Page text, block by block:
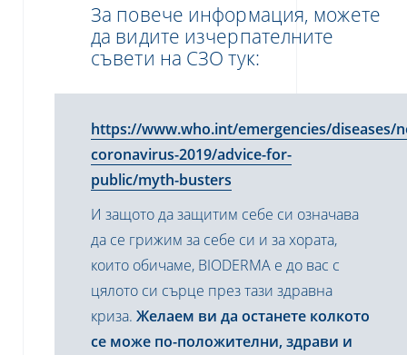
За повече информация, можете
да видите изчерпателните
съвети на СЗО тук:
https://www.who.int/emergencies/diseases/
coronavirus-2019/advice-for-
public/myth-busters
И защото да защитим себе си означава
да се грижим за себе си и за хората,
които обичаме, BIODERMA е до вас с
цялото си сърце през тази здравна
криза. Желаем ви да останете колкото
се може по-положителни, здрави и